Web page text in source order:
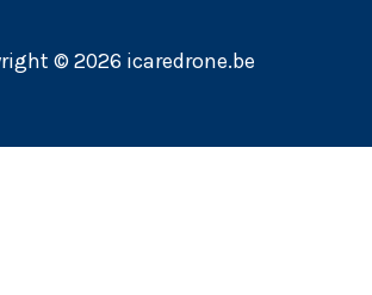
© 2026 icaredrone.be